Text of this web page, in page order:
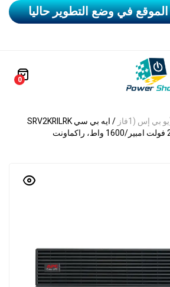
الموقع في وضع التطوير حاليا
0
بي إس (1فاز
/ ايه بي سي SRV2KRILRK